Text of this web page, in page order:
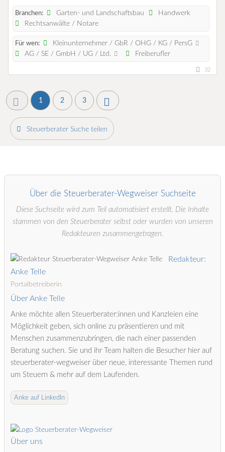
Branchen: Garten- und Landschaftsbau
Handwerk
Rechtsanwälte / Notare
Für wen:
Kleinunternehmer / GbR / OHG / KG / PersG
AG / SE / GmbH / UG / Ltd.
Freiberufler
32
1 2 3
Steuerberater Suche teilen
Über die Steuerberater-Wegweiser Suchseite
Diese Suchseite wird zum Teil automatisiert erstellt. Die Inhalte
stammen von den Steuerberater selbst oder wurden von unseren
Redakteuren zusammengetragen.
Redakteur:
Anke Telle
Portalbetreiberin
Über Anke Telle
Anke möchte allen Steuerberater:innen und Kanzleien eine
Möglichkeit geben, sich online zu präsentieren und mit
Menschen zusammenzubringen, die nach einer passenden
Beratung suchen. Sie und ihr Team halten die Besucher hier auf
steuerberater-wegweiser über neue, interessante Themen rund
um Steuern & mehr auf dem Laufenden.
Anke auf LinkedIn
Über uns